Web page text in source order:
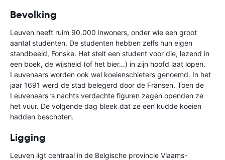
Bevolking
Leuven heeft ruim 90.000 inwoners, onder wie een groot
aantal studenten. De studenten hebben zelfs hun eigen
standbeeld, Fonske. Het stelt een student voor die, lezend in
een boek, de wijsheid (of het bier…) in zijn hoofd laat lopen.
Leuvenaars worden ook wel koeienschieters genoemd. In het
jaar 1691 werd de stad belegerd door de Fransen. Toen de
Leuvenaars ’s nachts verdachte figuren zagen openden ze
het vuur. De volgende dag bleek dat ze een kudde koeien
hadden beschoten.
Ligging
Leuven ligt centraal in de Belgische provincie Vlaams-